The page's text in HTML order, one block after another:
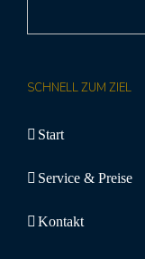
SCHNELL ZUM ZIEL
Start
Service & Preise
Kontakt